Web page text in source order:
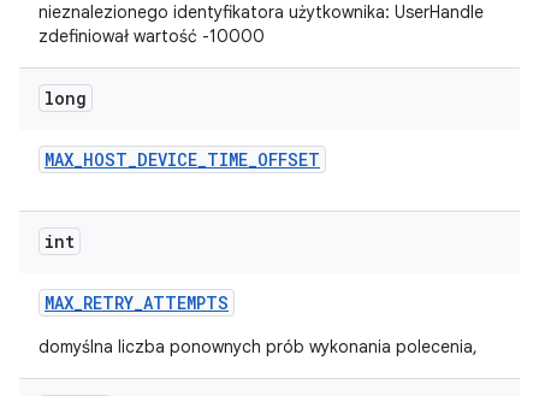
nieznalezionego identyfikatora użytkownika: UserHandle
zdefiniował wartość -10000
long
MAX_HOST_DEVICE_TIME_OFFSET
int
MAX_RETRY_ATTEMPTS
domyślna liczba ponownych prób wykonania polecenia,